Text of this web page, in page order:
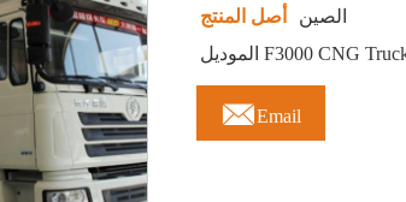
أصل المنتج
الصين
Email